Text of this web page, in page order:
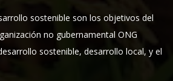
sostenible son los objetivos del
no gubernamental ONG
sostenible, desarrollo local, y el